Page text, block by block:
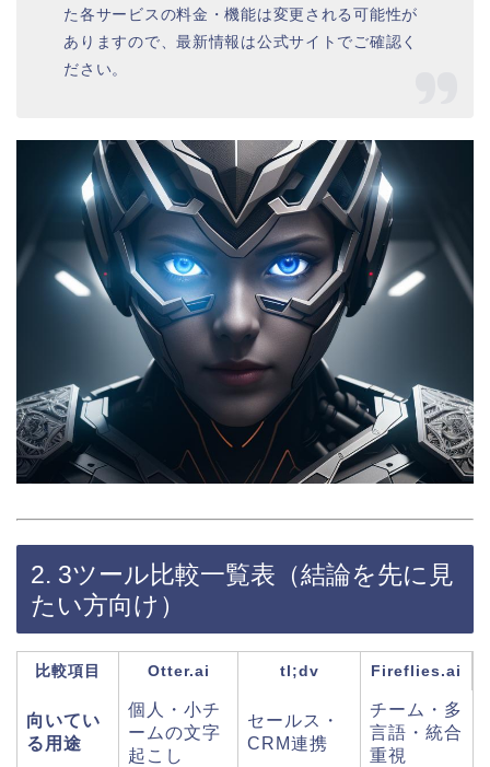
た各サービスの料金・機能は変更される可能性が
ありますので、最新情報は公式サイトでご確認く
ださい。
2. 3ツール比較一覧表（結論を先に見
たい方向け）
比較項目 Otter.ai tl;dv Fireflies.ai
向いてい
る用途
個人・小チ
ームの文字
起こし
セールス・
CRM連携
チーム・多
言語・統合
重視